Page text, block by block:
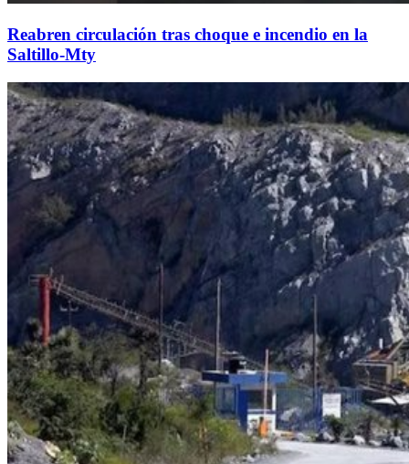
Reabren circulación tras choque e incendio en la
Saltillo-Mty